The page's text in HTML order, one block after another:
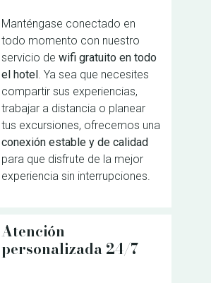
Manténgase conectado en
todo momento con nuestro
servicio de wifi gratuito en todo
el hotel . Ya sea que necesites
compartir sus experiencias,
trabajar a distancia o planear
tus excursiones, ofrecemos una
conexión estable y de calidad
para que disfrute de la mejor
experiencia sin interrupciones.
Atención
personalizada 24/7